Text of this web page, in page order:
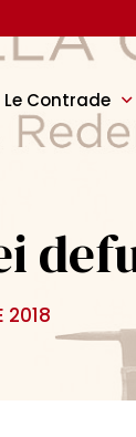
Le Contrade
2018